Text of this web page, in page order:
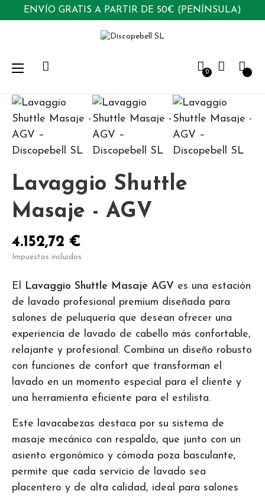
ENVÍO GRATIS A PARTIR DE 50€ (PENÍNSULA)
0
Navegación
palanca
☰
Lavaggio Shuttle
Masaje - AGV
4.152,72 €
Impuestos incluidos
El Lavaggio Shuttle Masaje AGV es una estación
de lavado profesional premium diseñada para
salones de peluquería que desean ofrecer una
experiencia de lavado de cabello más confortable,
relajante y profesional. Combina un diseño robusto
con funciones de confort que transforman el
lavado en un momento especial para el cliente y
una herramienta eficiente para el estilista.
Este lavacabezas destaca por su sistema de
masaje mecánico con respaldo, que junto con un
asiento ergonómico y cómoda poza basculante,
permite que cada servicio de lavado sea
placentero y de alta calidad, ideal para salones